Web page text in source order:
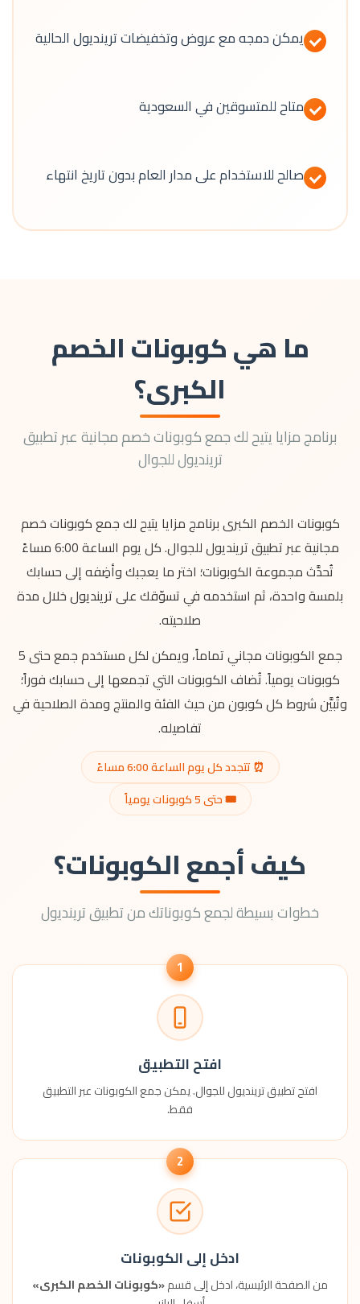
يمكن دمجه مع عروض وتخفيضات ترينديول الحالية
متاح للمتسوقين في السعودية
صالح للاستخدام على مدار العام بدون تاريخ انتهاء
ما هي كوبونات الخصم
الكبرى؟
برنامج مزايا يتيح لك جمع كوبونات خصم مجانية عبر تطبيق
ترينديول للجوال
كوبونات الخصم الكبرى برنامج مزايا يتيح لك جمع كوبونات خصم
مجانية عبر تطبيق ترينديول للجوال. كل يوم الساعة 6:00 مساءً
تُحدَّث مجموعة الكوبونات؛ اختر ما يعجبك وأضِفه إلى حسابك
بلمسة واحدة، ثم استخدمه في تسوّقك على ترينديول خلال مدة
صلاحيته.
جمع الكوبونات مجاني تماماً، ويمكن لكل مستخدم جمع حتى 5
كوبونات يومياً. تُضاف الكوبونات التي تجمعها إلى حسابك فوراً؛
وتُبيَّن شروط كل كوبون من حيث الفئة والمنتج ومدة الصلاحية في
تفاصيله.
⏰ تتجدد كل يوم الساعة 6:00 مساءً
🎟️ حتى 5 كوبونات يومياً
كيف أجمع الكوبونات؟
خطوات بسيطة لجمع كوبوناتك من تطبيق ترينديول
1
افتح التطبيق
افتح تطبيق ترينديول للجوال. يمكن جمع الكوبونات عبر التطبيق
فقط.
2
ادخل إلى الكوبونات
من الصفحة الرئيسية، ادخل إلى قسم«كوبونات الخصم الكبرى»